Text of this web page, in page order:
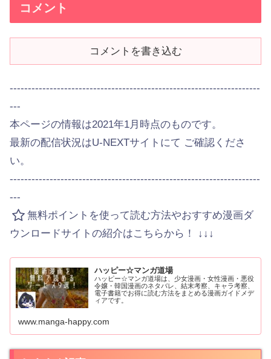
コメント
コメントを書き込む
---------------------------------------------------------------------
---
本ページの情報は2021年1月時点のものです。
最新の配信状況はU-NEXTサイトにて ご確認くださ
い。
---------------------------------------------------------------------
---
無料ポイントを使って読む方法やおすすめ漫画ダ
ウンロードサイトの紹介はこちらから！ ↓↓↓
ハッピー☆マンガ道場
ハッピー☆マンガ道場は、少女漫画・女性漫画・悪役
令嬢・韓国漫画のネタバレ、結末考察、キャラ考察、
電子書籍でお得に読む方法をまとめる漫画ガイドメデ
ィアです。
www.manga-happy.com